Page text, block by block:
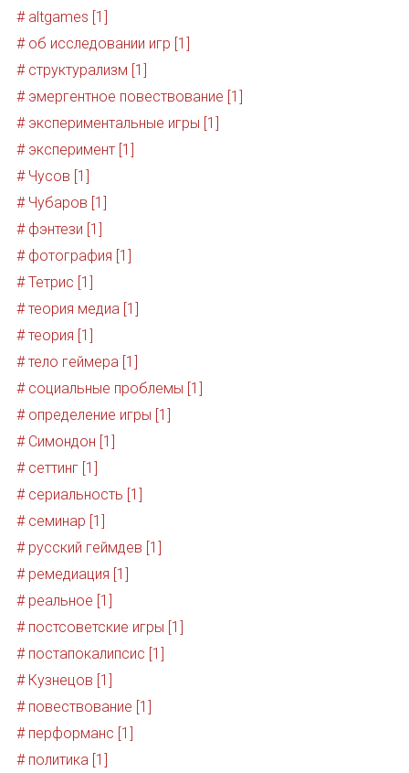
# altgames [1]
# об исследовании игр [1]
# структурализм [1]
# эмергентное повествование [1]
# экспериментальные игры [1]
# эксперимент [1]
# Чусов [1]
# Чубаров [1]
# фэнтези [1]
# фотография [1]
# Тетрис [1]
# теория медиа [1]
# теория [1]
# тело геймера [1]
# социальные проблемы [1]
# определение игры [1]
# Симондон [1]
# сеттинг [1]
# сериальность [1]
# семинар [1]
# русский геймдев [1]
# ремедиация [1]
# реальное [1]
# постсоветские игры [1]
# постапокалипсис [1]
# Кузнецов [1]
# повествование [1]
# перформанс [1]
# политика [1]